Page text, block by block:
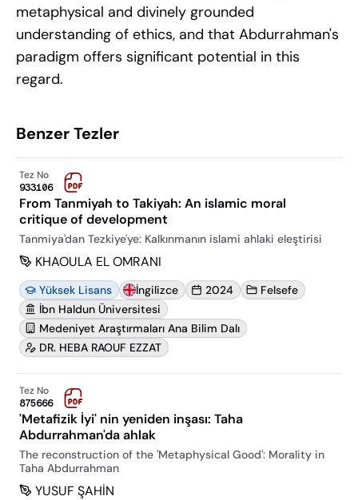
metaphysical and divinely grounded
understanding of ethics, and that Abdurrahman's
paradigm offers significant potential in this
regard.
Benzer Tezler
Tez No
933106
From Tanmiyah to Takiyah: An islamic moral
critique of development
Tanmiya'dan Tezkiye'ye: Kalkınmanın islami ahlaki eleştirisi
KHAOULA EL OMRANI
Yüksek Lisans İngilizce 2024
Felsefe
İbn Haldun Üniversitesi
Medeniyet Araştırmaları Ana Bilim Dalı
DR. HEBA RAOUF EZZAT
Tez No
875666
'Metafizik İyi' nin yeniden inşası: Taha
Abdurrahman'da ahlak
The reconstruction of the 'Metaphysical Good': Morality in
Taha Abdurrahman
YUSUF ŞAHİN